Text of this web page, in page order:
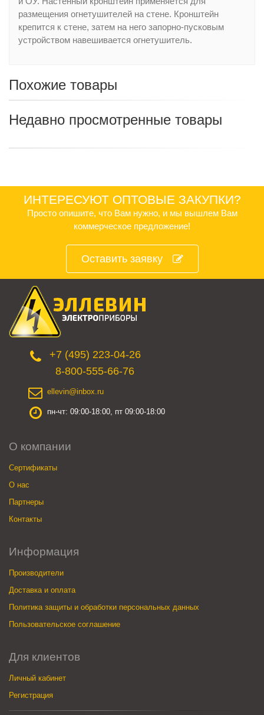
размещения огнетушителей на стене. Кронштейн
крепится к стене, затем на него запорно-пусковым
устройством навешивается огнетушитель.
Похожие товары
Недавно просмотренные товары
ИНТЕРЕСУЮТ ОПТОВЫЕ ЗАКУПКИ?
Просто опишите, что Вам нужно, и мы вышлем Вам
коммерческое предложение!
Оставить заявку
+7 (495) 223-04-26
8-800-555-66-76
ellevin@inbox.ru
пн-чт: 09:00-18:00, пт 09:00-18:00
О компании
Сертификаты
О нас
Партнеры
Контакты
Информация
Производители
Доставка и оплата
Политика защиты и обработки персональных данных
Пользовательское соглашение
Для клиентов
Личный кабинет
Регистрация